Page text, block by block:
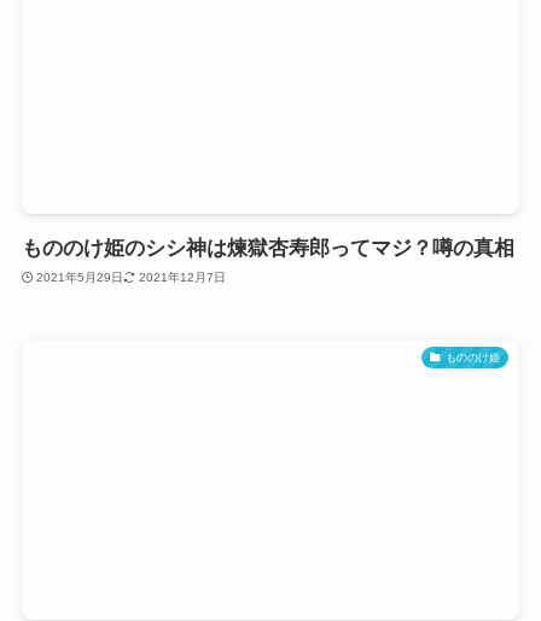
もののけ姫のシシ神は煉獄杏寿郎ってマジ？噂の真相
2021年5月29日 2021年12月7日
もののけ姫